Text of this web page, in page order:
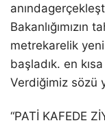
anında
Bakanlığımızın
metrekarelik yeni
başladık. en kı
Verdiğimiz sözü
“PATİ KAFEDE